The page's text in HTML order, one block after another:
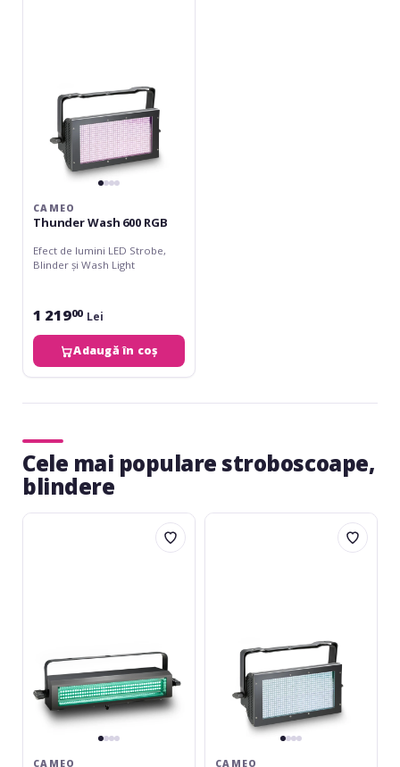
CAMEO
Thunder Wash 600 RGB
Efect de lumini LED Strobe,
Blinder și Wash Light
1 21900 Lei
Adaugă în coș
Cele mai populare stroboscoape,
blindere
Cameo
CAMEO
Cameo
CAMEO